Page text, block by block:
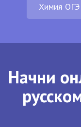
Химия ОГЭ
Начни